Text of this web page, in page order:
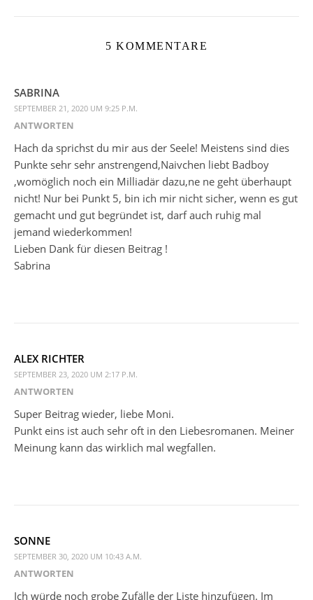
5 KOMMENTARE
SABRINA
SEPTEMBER 21, 2020 UM 9:25 P.M.
ANTWORTEN
Hach da sprichst du mir aus der Seele! Meistens sind dies
Punkte sehr sehr anstrengend,Naivchen liebt Badboy
,womöglich noch ein Milliadär dazu,ne ne geht überhaupt
nicht! Nur bei Punkt 5, bin ich mir nicht sicher, wenn es gut
gemacht und gut begründet ist, darf auch ruhig mal
jemand wiederkommen!
Lieben Dank für diesen Beitrag !
Sabrina
ALEX RICHTER
SEPTEMBER 23, 2020 UM 2:17 P.M.
ANTWORTEN
Super Beitrag wieder, liebe Moni.
Punkt eins ist auch sehr oft in den Liebesromanen. Meiner
Meinung kann das wirklich mal wegfallen.
SONNE
SEPTEMBER 30, 2020 UM 10:43 A.M.
ANTWORTEN
Ich würde noch grobe Zufälle der Liste hinzufügen. Im